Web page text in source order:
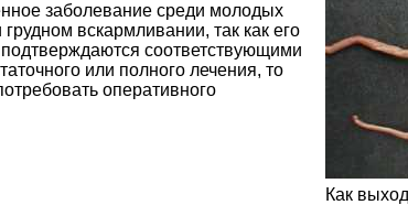
заболевание среди молодых
вскармливании, так как его
соответствующими
или полного лечения, то
оперативного
Как